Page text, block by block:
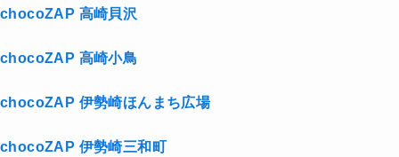
chocoZAP 高崎貝沢
chocoZAP 高崎小鳥
chocoZAP 伊勢崎ほんまち広場
chocoZAP 伊勢崎三和町